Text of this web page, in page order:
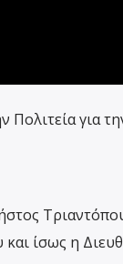
Πολιτεία για
ίσως η